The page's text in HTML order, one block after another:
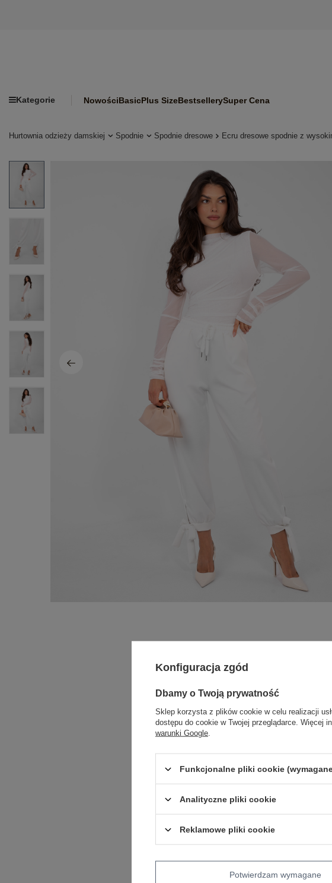
Kategorie NowościBasicPlus SizeBestsellerySuper Cena
Hurtownia odzieży damskiej Spodnie Spodnie dresowe Ecru dresowe spodnie z
Konfiguracja zgód
Dbamy o Twoją prywatność
Sklep korzysta z plików cookie w celu realizacji
dostępu do cookie w Twojej przeglądarce. Więcej
warunki Google
Funkcjonalne pliki cookie
Analityczne pliki cookie
Reklamowe pliki cookie
Potwierdzam wymagane